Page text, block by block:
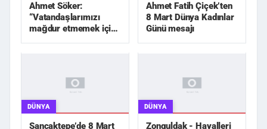
Ahmet Söker:
“Vatandaşlarımızı
mağdur etmemek için
Ahmet Fatih Çiçek’ten
8 Mart Dünya Kadınlar
Günü mesajı
DÜNYA
Sancaktepe’de 8 Mart
DÜNYA
Zonguldak - Hayalleri